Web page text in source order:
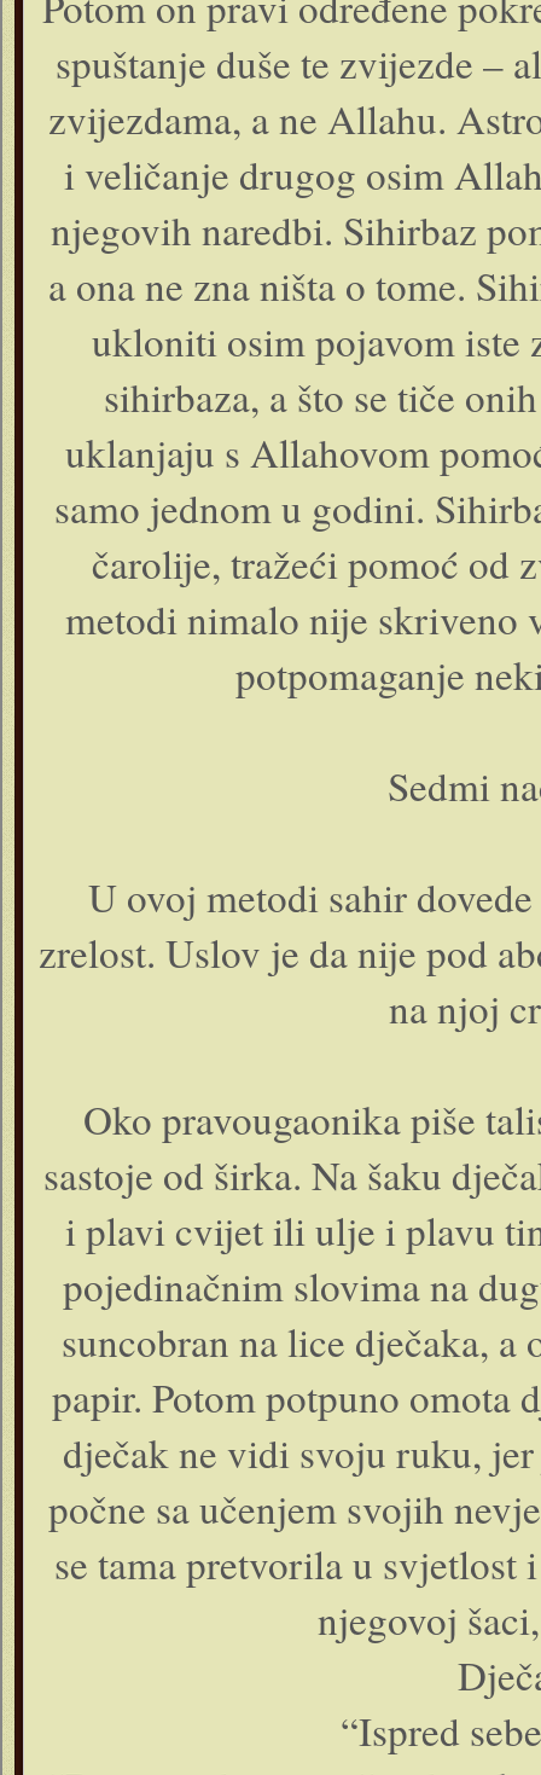
spuštanje duše te zvijezde –
zvijezdama, a ne Allahu.
i veličanje drugog osim
njegovih naredbi. Sihirbaz
a ona ne zna ništa o tome.
ukloniti osim pojavom iste
sihirbaza, a što se tiče
uklanjaju s Allahovom
samo jednom u godini.
čarolije, tražeći pomoć od
metodi nimalo nije skriveno
potpomaganje
Sedmi
U ovoj metodi sahir
zrelost. Uslov je da nije pod
na njoj
Oko pravougaonika piše
sastoje od širka. Na šaku
i plavi cvijet ili ulje i plavu
pojedinačnim slovima na
suncobran na lice dječaka, a
papir. Potom potpuno omota
dječak ne vidi svoju ruku,
počne sa učenjem svojih
se tama pretvorila u svjetlost
njegovoj
“Ispred